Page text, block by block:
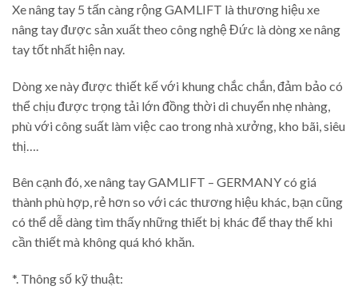
Xe nâng tay 5 tấn càng rộng GAMLIFT là thương hiệu xe
nâng tay được sản xuất theo công nghệ Đức là dòng xe nâng
tay tốt nhất hiện nay.
Dòng xe này được thiết kế với khung chắc chắn, đảm bảo có
thể chịu được trọng tải lớn đồng thời di chuyển nhẹ nhàng,
phù với công suất làm việc cao trong nhà xưởng, kho bãi, siêu
thị….
Bên cạnh đó, xe nâng tay GAMLIFT – GERMANY có giá
thành phù hợp, rẻ hơn so với các thương hiệu khác, bạn cũng
có thể dễ dàng tìm thấy những thiết bị khác để thay thế khi
cần thiết mà không quá khó khăn.
*. Thông số kỹ thuật: